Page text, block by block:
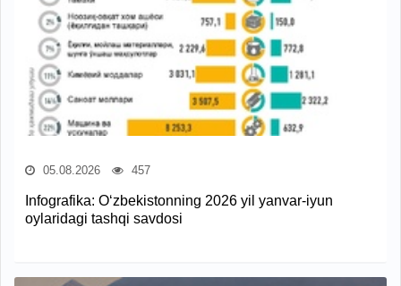
05.08.2026 457
Infografika: O‘zbekistonning 2026 yil yanvar-iyun
oylaridagi tashqi savdosi